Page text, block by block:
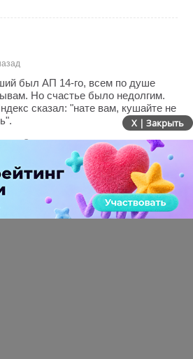
был АП 14-го, всем по душе
Но счастье было недолгим.
сказал: "нате вам, кушайте не
Ответить
X | Закрыть